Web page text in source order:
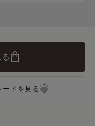
ドを見る